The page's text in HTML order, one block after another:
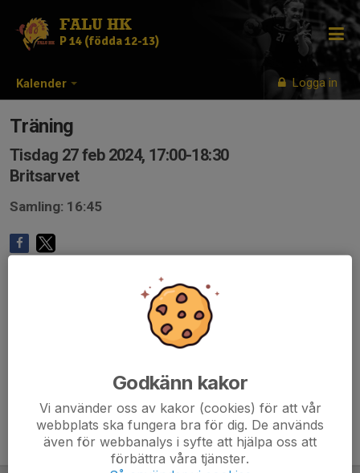
Kalender Logga in
FALU HK
P 14 (födda 12-13)
Träning
Tisdag 27 feb 2024, 17:00-18:30
Britsarvet
Samling: 16:45
Godkänn kakor
Vi använder oss av kakor (cookies) för att vår
webbplats ska fungera bra för dig. De används
även för webbanalys i syfte att hjälpa oss att
förbättra våra tjänster.